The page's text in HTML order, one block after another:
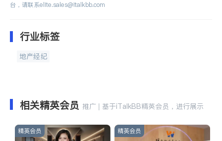
台，请联系elite.sales@italkbb.com
行业标签
地产经纪
相关精英会员 推广 | 基于iTalkBB精英会员，进行展示
精英会员 精英会员